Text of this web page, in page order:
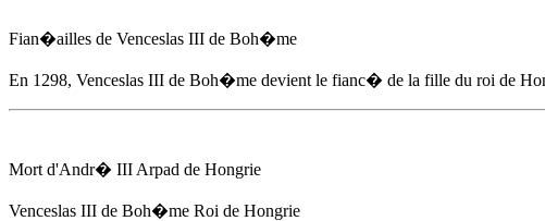
Fian�ailles de Venceslas III de Boh�me
En 1298, Venceslas III de Boh�me devient le fianc� de la fille du roi de
Mort d'Andr� III Arpad de Hongrie
Venceslas III de Boh�me Roi de Hongrie